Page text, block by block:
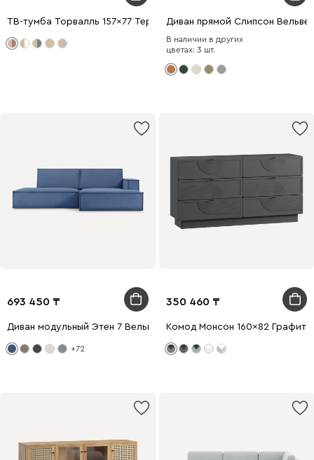
ТВ-тумба Торвалль 157x77 ТерракотовыйДиван прямой Слипсон
В наличии в других
цветах: 3 шт.
693 450
Диван модульный Этен 7 Вельвет Синий
+72
350 460
Комод Монсон 160x82